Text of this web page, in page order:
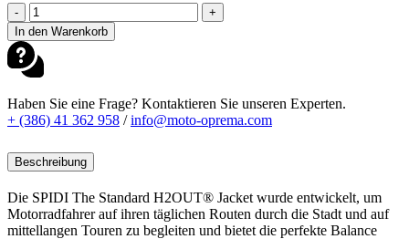
-
SPIDI
STANDARD
H2OUT
JACKE
DUNKELGRÜN
+
In den Warenkorb
Haben Sie eine Frage? Kontaktieren Sie unseren Experten.
+ (386) 41 362 958 /info@moto-oprema.com
Beschreibung
Die SPIDI The Standard H2OUT® Jacket wurde entwickelt, um
Motorradfahrer auf ihren täglichen Routen durch die Stadt und auf
mittellangen Touren zu begleiten und bietet die perfekte Balance